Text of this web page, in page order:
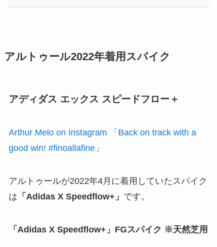
アルトゥール2022年着用スパイク
アディダス エックス スピードフロー＋
Arthur Melo on Instagram 「Back on track with a
good win! #finoallafine」
アルトゥールが2022年4月に着用していたスパイク
は 「Adidas X Speedflow+ 」 です。
「Adidas X Speedflow+」FGスパイク ※天然芝用